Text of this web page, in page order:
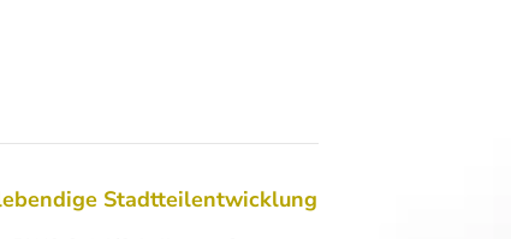
Stadtteilentwicklung